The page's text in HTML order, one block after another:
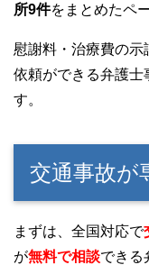
所9件をまとめたペ
慰謝料・治療費の示
依頼ができる弁護士
す。
交通事故
まずは、全国対応で
が無料で相談できる